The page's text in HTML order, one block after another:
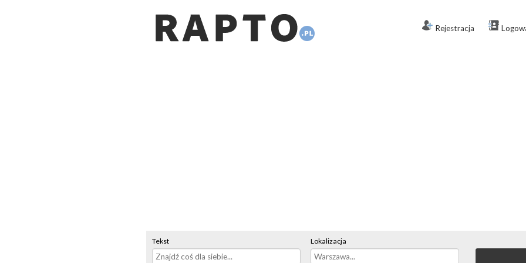
Rejestracja
Tekst Lokalizacja